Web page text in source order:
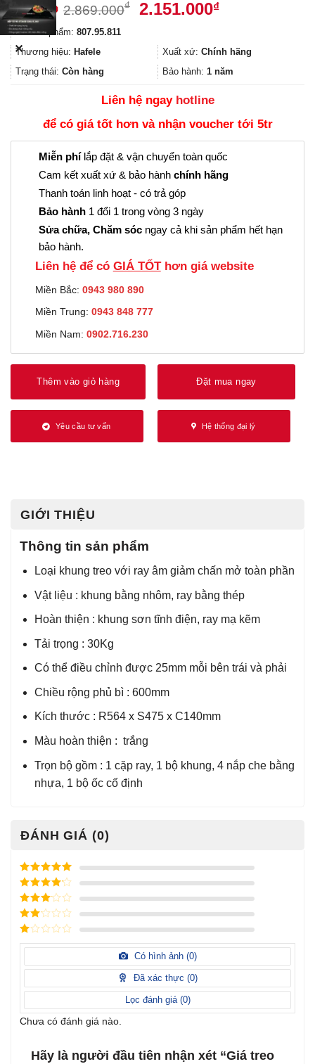
2.869.000₫
Giá
2.869.000₫.
2.151.000₫Giá
là:
2.151.000₫.
Mã sản phẩm: 807.95.811
Thương hiệu: Hafele Xuất xứ: Chính hãng
Trạng thái: Còn hàng Bảo hành: 1 năm
Liên hệ ngay hotline
để có giá tốt hơn và nhận voucher tới 5tr
Miễn phílắp đặt & vận chuyển toàn quốc
Cam kết xuất xứ & bảo hành chính hãng
Thanh toán linh hoạt - có trả góp
Bảo hành 1 đổi 1 trong vòng 3 ngày
Sửa chữa, Chăm sóc ngay cả khi sản phẩm hết hạn
bảo hành.
Liên hệ để có GIÁ TỐThơn giá website
Miền Bắc: 0943 980 890
Miền Trung: 0943 848 777
Miền Nam: 0902.716.230
Thêm vào giỏ hàng Đặt mua ngay
Yêu cầu tư vấn Hệ thống đại lý
GIỚI THIỆU
Thông tin sản phẩm
Loại khung treo với ray âm giảm chấn mở toàn phần
Vật liệu : khung bằng nhôm, ray bằng thép
Hoàn thiện : khung sơn tĩnh điện, ray mạ kẽm
Tải trọng : 30Kg
Có thể điều chỉnh được 25mm mỗi bên trái và phải
Chiều rộng phủ bì : 600mm
Kích thước : R564 x S475 x C140mm
Màu hoàn thiện : trắng
Trọn bộ gồm : 1 cặp ray, 1 bộ khung, 4 nắp che bằng
nhựa, 1 bộ ốc cố định
ĐÁNH GIÁ (0)
Được xếp
hạng
5
5
sao
Được xếp
hạng
4
5
sao
Được
xếp
hạng3
5 sao
Được
hạng
sao
Được
hạng
sao
Có hình ảnh (0)
Đã xác thực (0)
Lọc đánh giá (0)
Chưa có đánh giá nào.
Hãy là người đầu tiên nhận xét “Giá treo
✕